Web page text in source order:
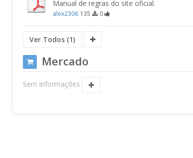
Manual de regras do site oficial.
alex2306 135 0
Ver Todos (1)
Mercado
Sem informações